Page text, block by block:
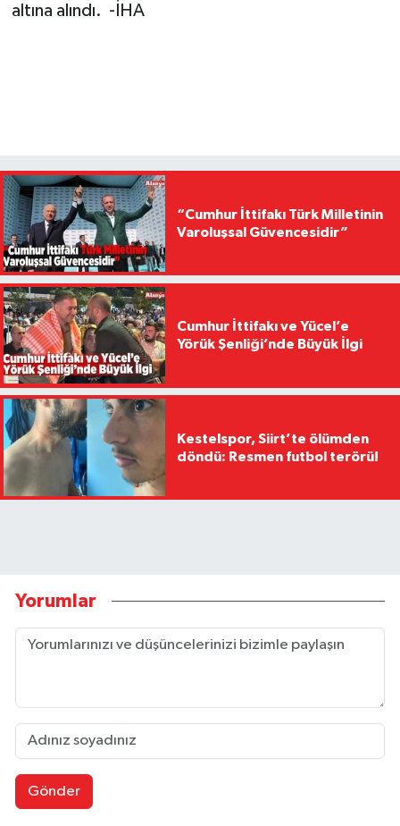
altına alındı. -İHA
“Cumhur İttifakı Türk Milletinin
Varoluşsal Güvencesidir”
Cumhur İttifakı ve Yücel’e
Yörük Şenliği’nde Büyük İlgi
Kestelspor, Siirt’te ölümden
döndü: Resmen futbol terörü!
Yorumlar
Gönder